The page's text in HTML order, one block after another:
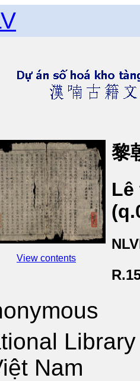
View contents
黎
Nam